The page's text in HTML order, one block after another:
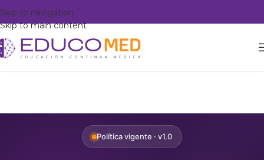
Skip to navigation
Skip to main content
Política vigente · v1.0